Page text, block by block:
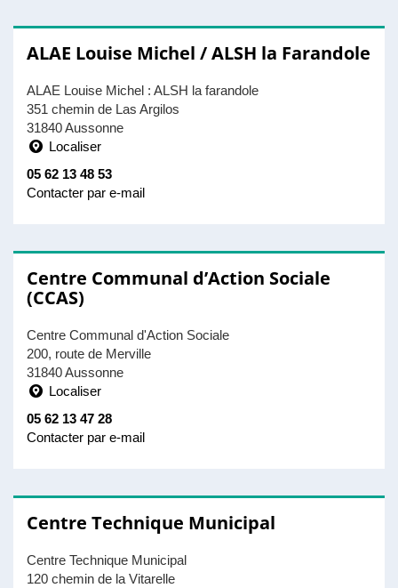
ALAE Louise Michel / ALSH la Farandole
ALAE Louise Michel : ALSH la farandole
351 chemin de Las Argilos
31840 Aussonne
Localiser
05 62 13 48 53
Contacter par e-mail
Centre Communal d’Action Sociale
(CCAS)
Centre Communal d'Action Sociale
200, route de Merville
31840 Aussonne
Localiser
05 62 13 47 28
Contacter par e-mail
Centre Technique Municipal
Centre Technique Municipal
120 chemin de la Vitarelle